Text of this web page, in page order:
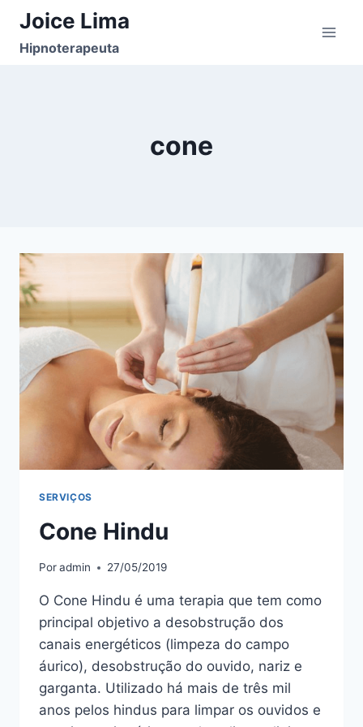
Pular
paraJoice Lima
Hipnoterapeuta
cone
SERVIÇOS
Cone Hindu
Poradmin 27/05/2019
O Cone Hindu é uma terapia que tem como
principal objetivo a desobstrução dos
canais energéticos (limpeza do campo
áurico), desobstrução do ouvido, nariz e
garganta. Utilizado há mais de três mil
anos pelos hindus para limpar os ouvidos e